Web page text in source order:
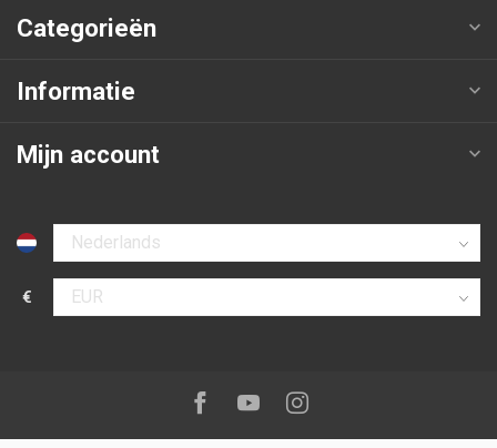
Categorieën
Informatie
Mijn account
Selecteer taal
€
Selecteer valuta
Volg ons op:Facebook
YoutubeInstagram